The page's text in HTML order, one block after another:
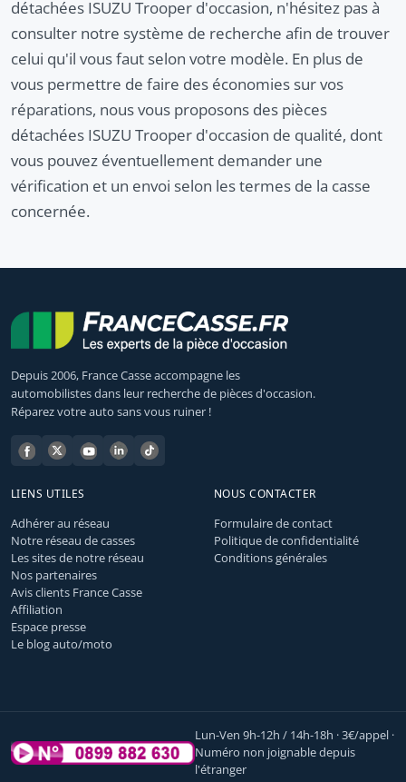
détachées ISUZU Trooper d'occasion, n'hésitez pas à
consulter notre système de recherche afin de trouver
celui qu'il vous faut selon votre modèle. En plus de
vous permettre de faire des économies sur vos
réparations, nous vous proposons des pièces
détachées ISUZU Trooper d'occasion de qualité, dont
vous pouvez éventuellement demander une
vérification et un envoi selon les termes de la casse
concernée.
Depuis 2006, France Casse accompagne les
automobilistes dans leur recherche de pièces d'occasion.
Réparez votre auto sans vous ruiner !
LIENS UTILES
Adhérer au réseau
Notre réseau de casses
Les sites de notre réseau
Nos partenaires
Avis clients France Casse
Affiliation
Espace presse
Le blog auto/moto
NOUS CONTACTER
Formulaire de contact
Politique de confidentialité
Conditions générales
Lun-Ven 9h-12h / 14h-18h · 3€/appel ·
Numéro non joignable depuis
l'étranger